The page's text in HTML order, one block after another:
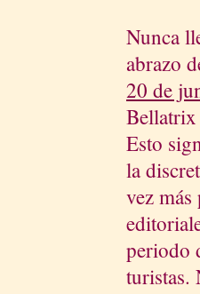
Nunca
abrazo
20 de
Esto
la
vez más
periodo
turistas.